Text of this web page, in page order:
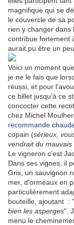
magnifique qui se
le couvercle de sa
rien y changer dans
contribue fortement
aurait pu être un
Voici un moment
je ne le fais que
réussi, et pour
ce billet jusqu'à ce
concocter cette
chez Michel
recommande
copain (sérieux,
vendrait du mauvais
Le vigneron c'est
Dans ses vignes, il
Gris, un sauvignon
mer, d'ormeaux en
particulièrement
bouteille, ajoutant : "
bien les asperges".
menu le